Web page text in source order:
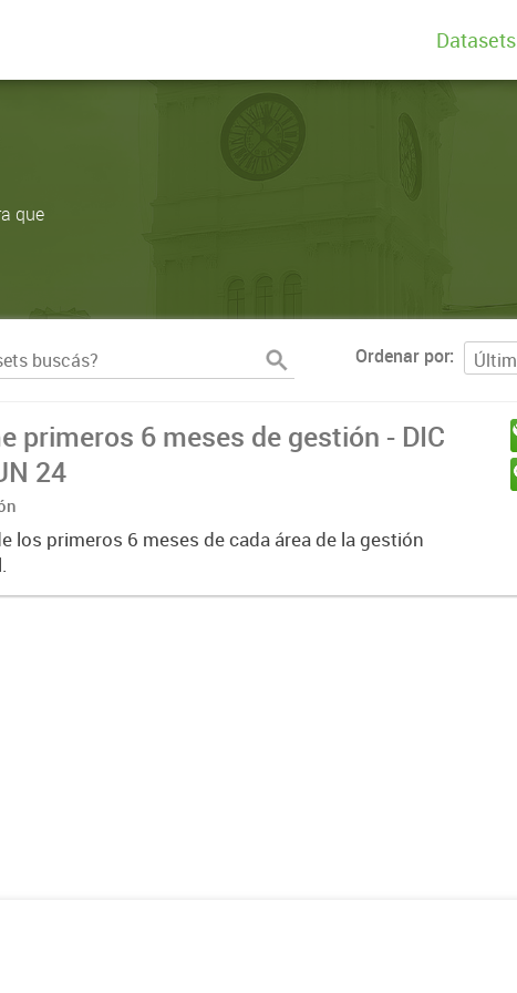
Datasets
que
Ordenar por
primeros 6 meses de gestión - DIC
24
los primeros 6 meses de cada área de la gestión